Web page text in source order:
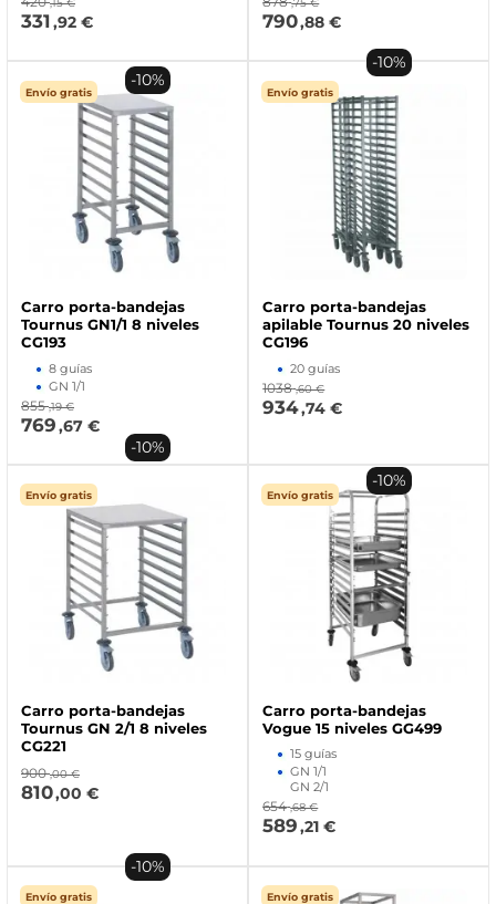
331,92 € 790,88 €
Envío gratis
Carro porta-bandejas
Tournus GN1/1 8 niveles
CG193
8 guías
GN 1/1
855 ,19 €
769,67 €
-10%
Envío gratis
Carro porta-bandejas
apilable Tournus 20 niveles
CG196
20 guías
1038 ,60 €
934,74 €
-10%
Envío gratis
Carro porta-bandejas
Tournus GN 2/1 8 niveles
CG221
900 ,00 €
810,00 €
-10%
Envío gratis
Carro porta-bandejas
Vogue 15 niveles GG499
15 guías
GN 1/1
GN 2/1
654 ,68 €
589,21 €
-10%
Envío gratis
-10%
Envío gratis